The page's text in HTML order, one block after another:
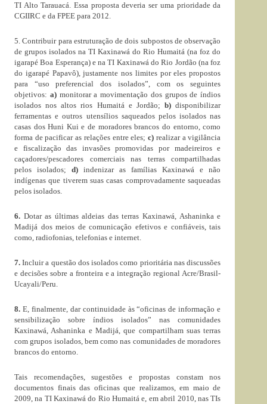
TI Alto Tarauacá. Essa proposta deveria ser uma prioridade da
CGIIRC e da FPEE para 2012.
5. Contribuir para estruturação de dois subpostos de observação
de grupos isolados na TI Kaxinawá do Rio Humaitá (na foz do
igarapé Boa Esperança) e na TI Kaxinawá do Rio Jordão (na foz
do igarapé Papavô), justamente nos limites por eles propostos
para “uso preferencial dos isolados”, com os seguintes
objetivos: a)monitorar a movimentação dos grupos de índios
isolados nos altos rios Humaitá e Jordão;b) disponibilizar
ferramentas e outros utensílios saqueados pelos isolados nas
casas dos Huni Kui e de moradores brancos do entorno, como
forma de pacificar as relações entre eles;c) realizar a vigilância
e fiscalização das invasões promovidas por madeireiros e
caçadores/pescadores comerciais nas terras compartilhadas
pelos isolados;d) indenizar as famílias Kaxinawá e não
indígenas que tiverem suas casas comprovadamente saqueadas
pelos isolados.
6. Dotar as últimas aldeias das terras Kaxinawá, Ashaninka e
Madijá dos meios de comunicação efetivos e confiáveis, tais
como, radiofonias, telefonias e internet.
7. Incluir a questão dos isolados como prioritária nas discussões
e decisões sobre a fronteira e a integração regional Acre/Brasil-
Ucayali/Peru.
8. E, finalmente, dar continuidade às “oficinas de informação e
sensibilização sobre índios isolados” nas comunidades
Kaxinawá, Ashaninka e Madijá, que compartilham suas terras
com grupos isolados, bem como nas comunidades de moradores
brancos do entorno.
Tais recomendações, sugestões e propostas constam nos
documentos finais das oficinas que realizamos, em maio de
2009, na TI Kaxinawá do Rio Humaitá e, em abril 2010, nas TIs